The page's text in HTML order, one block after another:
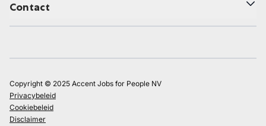
Contact
Copyright © 2025 Accent Jobs for People NV
Privacybeleid
Cookiebeleid
Disclaimer